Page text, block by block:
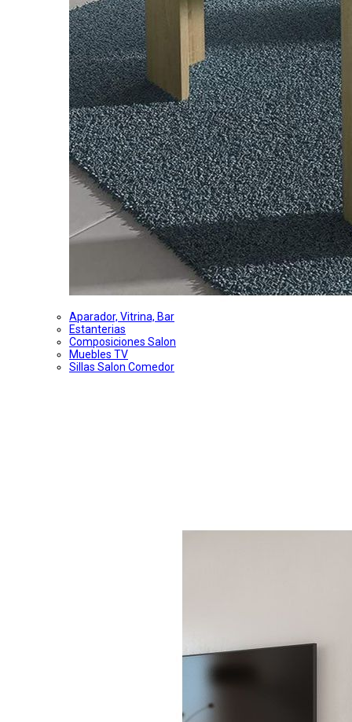
Aparador, Vitrina, Bar
Estanterias
Composiciones Salon
Muebles TV
Sillas Salon Comedor